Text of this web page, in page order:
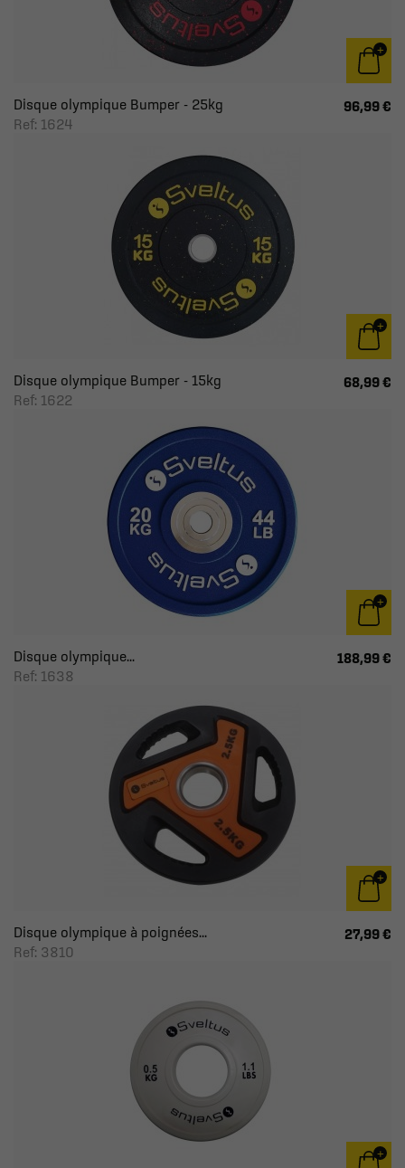
Disque olympique Bumper - 25kg
Ref: 1624
96,99 €
Disque olympique Bumper - 15kg
Ref: 1622
68,99 €
Disque olympique...
Ref: 1638
188,99 €
Disque olympique à poignées...
Ref: 3810
27,99 €